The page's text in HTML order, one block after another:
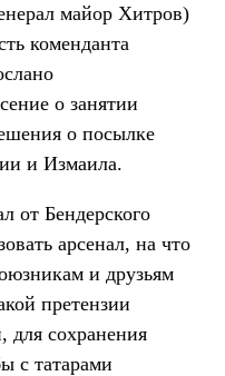
майор Хитров)
коменданта
о занятии
о посылке
и Измаила.
от Бендерского
арсенал, на что
и друзьям
претензии
для сохранения
с татарами